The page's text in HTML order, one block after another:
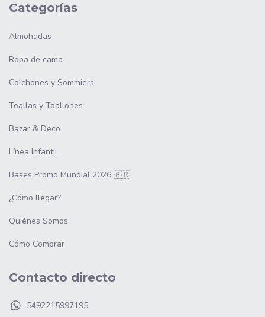
Categorías
Almohadas
Ropa de cama
Colchones y Sommiers
Toallas y Toallones
Bazar & Deco
Línea Infantil
Bases Promo Mundial 2026 🇦🇷
¿Cómo llegar?
Quiénes Somos
Cómo Comprar
Contacto directo
5492215997195